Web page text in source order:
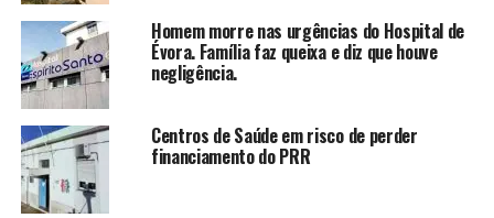
Homem morre nas urgências do Hospital de
Évora. Família faz queixa e diz que houve
negligência.
Centros de Saúde em risco de perder
financiamento do PRR